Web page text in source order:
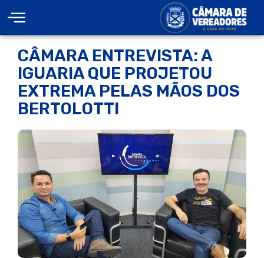
CÂMARA ENTREVISTA: A
IGUARIA QUE PROJETOU
EXTREMA PELAS MÃOS DOS
BERTOLOTTI